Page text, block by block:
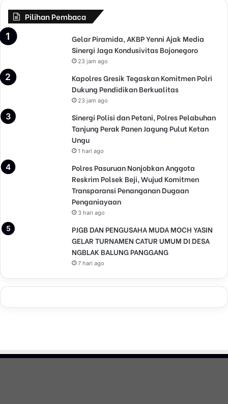
Pilihan Pembaca
Gelar Piramida, AKBP Yenni Ajak Media
Sinergi Jaga Kondusivitas Bojonegoro
23 jam ago
Kapolres Gresik Tegaskan Komitmen Polri
Dukung Pendidikan Berkualitas
23 jam ago
Sinergi Polisi dan Petani, Polres Pelabuhan
Tanjung Perak Panen Jagung Pulut Ketan
Ungu
1 hari ago
Polres Pasuruan Nonjobkan Anggota
Reskrim Polsek Beji, Wujud Komitmen
Transparansi Penanganan Dugaan
Penganiayaan
3 hari ago
PJGB DAN PENGUSAHA MUDA MOCH YASIN
GELAR TURNAMEN CATUR UMUM DI DESA
NGBLAK BALUNG PANGGANG
7 hari ago